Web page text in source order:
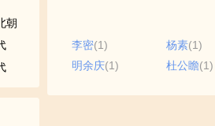
朝
李密(1) 杨素(1)
明余庆(1) 杜公瞻(1)